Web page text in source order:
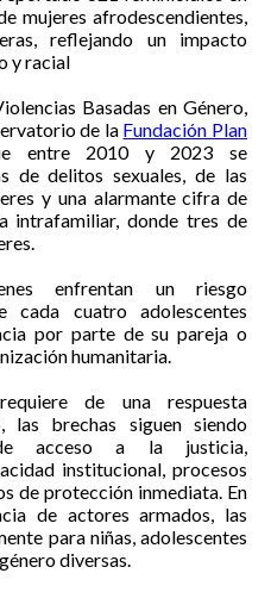
mujeres afrodescendientes,
reflejando un impacto
y racial
Basadas en Género,
de la Fundación Plan
entre 2010 y 2023 se
de delitos sexuales, de las
y una alarmante cifra de
intrafamiliar, donde tres de
enfrentan un riesgo
cada cuatro adolescentes
por parte de su pareja o
humanitaria.
de una respuesta
las brechas siguen siendo
acceso a la justicia,
institucional, procesos
de protección inmediata. En
de actores armados, las
para niñas, adolescentes
diversas.